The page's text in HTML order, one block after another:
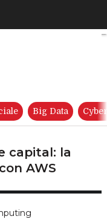
nel private
Big Data
capital: la
AWS